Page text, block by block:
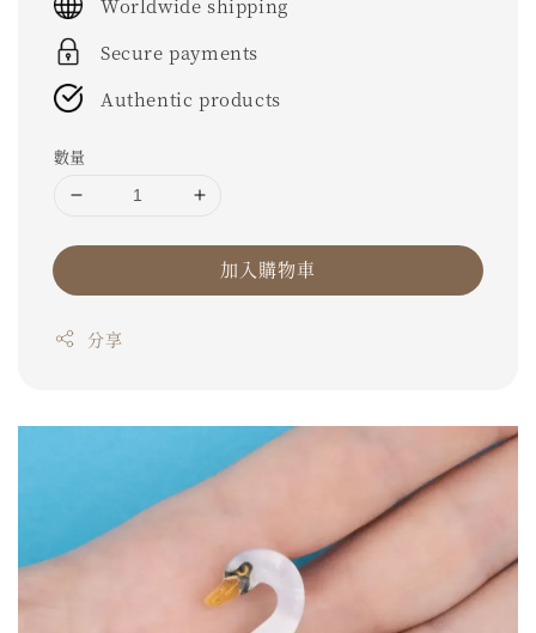
Worldwide shipping
Secure payments
Authentic products
數量
加入購物車
分享